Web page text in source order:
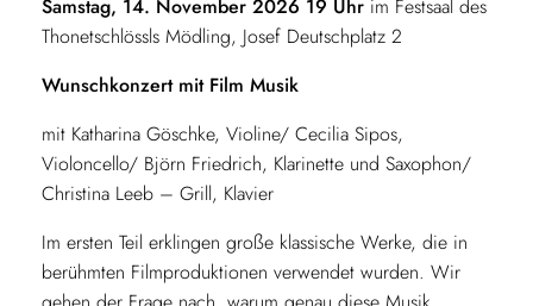
Samstag, 14. November 2026 19 Uhrim Festsaal des
Thonetschlössls Mödling, Josef Deutschplatz 2
Wunschkonzert mit Film Musik
mit Katharina Göschke, Violine/ Cecilia Sipos,
Violoncello/ Björn Friedrich, Klarinette und Saxophon/
Christina Leeb – Grill, Klavier
Im ersten Teil erklingen große klassische Werke, die in
berühmten Filmproduktionen verwendet wurden. Wir